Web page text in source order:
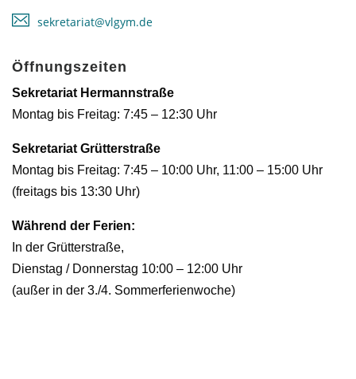
sekretariat@vlgym.de
Öffnungszeiten
Sekretariat Hermannstraße
Montag bis Freitag: 7:45 – 12:30 Uhr
Sekretariat Grütterstraße
Montag bis Freitag: 7:45 – 10:00 Uhr, 11:00 – 15:00 Uhr
(freitags bis 13:30 Uhr)
Während der Ferien:
In der Grütterstraße,
Dienstag / Donnerstag 10:00 – 12:00 Uhr
(außer in der 3./4. Sommerferienwoche)